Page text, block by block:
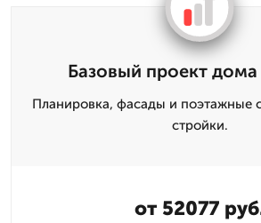
Базовый проект дома
Планировка, фасады и поэтажные
стройки.
от 52077